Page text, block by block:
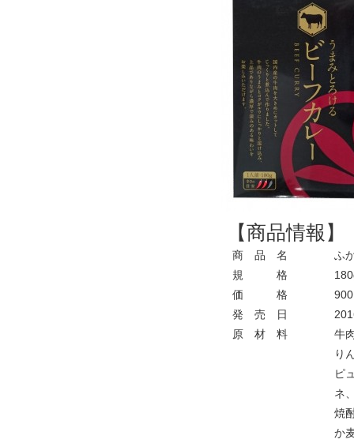
【商品情報】
商 品 名
規 格
価 格
発 売 日
ふ
900
原 材 料
牛
り
ピ
ネ
焼
か